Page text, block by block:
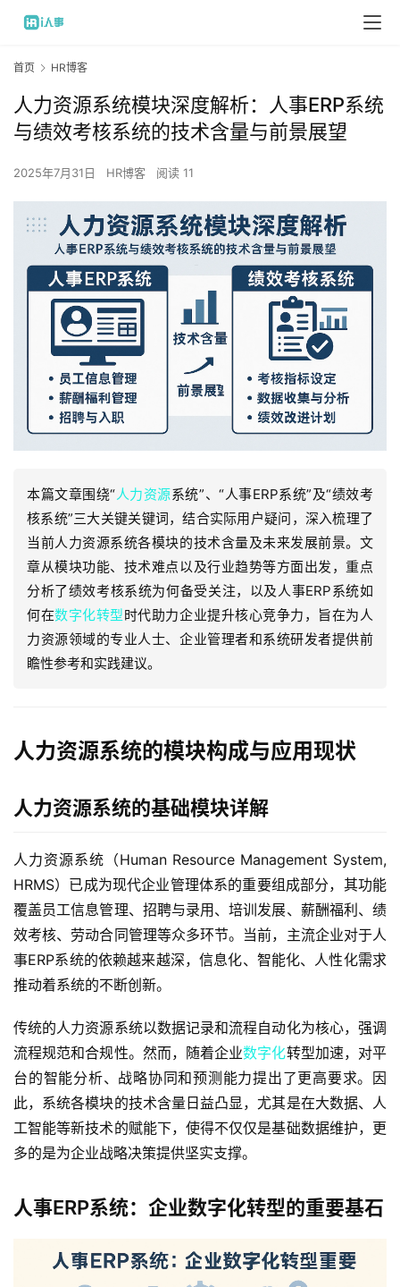
首页 HR博客
人力资源系统模块深度解析：人事ERP系统
与绩效考核系统的技术含量与前景展望
2025年7月31日 HR博客 阅读 11
本篇文章围绕“人力资源系统”、“人事ERP系统”及“绩效考
核系统”三大关键关键词，结合实际用户疑问，深入梳理了
当前人力资源系统各模块的技术含量及未来发展前景。文
章从模块功能、技术难点以及行业趋势等方面出发，重点
分析了绩效考核系统为何备受关注，以及人事ERP系统如
何在数字化转型时代助力企业提升核心竞争力，旨在为人
力资源领域的专业人士、企业管理者和系统研发者提供前
瞻性参考和实践建议。
人力资源系统的模块构成与应用现状
人力资源系统的基础模块详解
人力资源系统（Human Resource Management System,
HRMS）已成为现代企业管理体系的重要组成部分，其功能
覆盖员工信息管理、招聘与录用、培训发展、薪酬福利、绩
效考核、劳动合同管理等众多环节。当前，主流企业对于人
事ERP系统的依赖越来越深，信息化、智能化、人性化需求
推动着系统的不断创新。
传统的人力资源系统以数据记录和流程自动化为核心，强调
流程规范和合规性。然而，随着企业数字化转型加速，对平
台的智能分析、战略协同和预测能力提出了更高要求。因
此，系统各模块的技术含量日益凸显，尤其是在大数据、人
工智能等新技术的赋能下，使得不仅仅是基础数据维护，更
多的是为企业战略决策提供坚实支撑。
人事ERP系统：企业数字化转型的重要基石